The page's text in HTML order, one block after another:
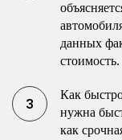
данных
стоимость.
Как
нужна
как